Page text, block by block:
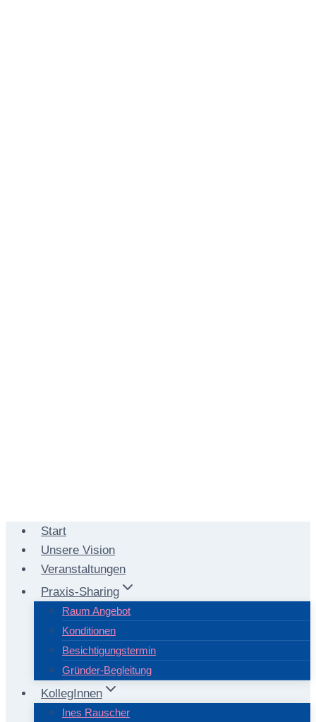
Start
Unsere Vision
Veranstaltungen
Praxis-Sharing
Raum Angebot
Konditionen
Besichtigungstermin
Gründer-Begleitung
KollegInnen
Ines Rauscher